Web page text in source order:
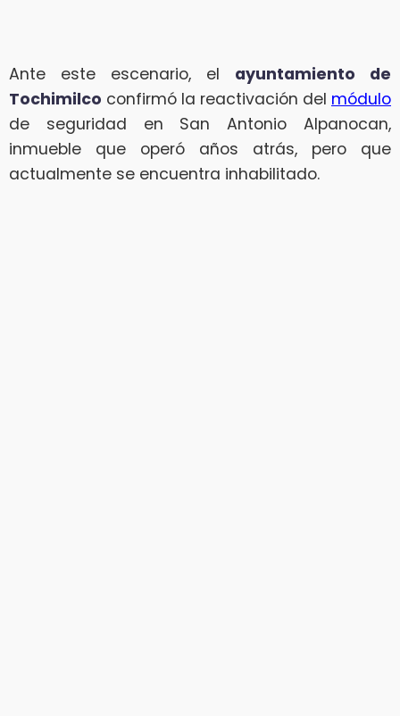
Ante este escenario, el ayuntamiento de
Tochimilco confirmó la reactivación del módulo
de seguridad en San Antonio Alpanocan,
inmueble que operó años atrás, pero que
actualmente se encuentra inhabilitado.